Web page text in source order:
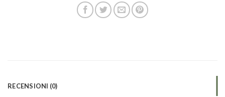
RECENSIONI (0)